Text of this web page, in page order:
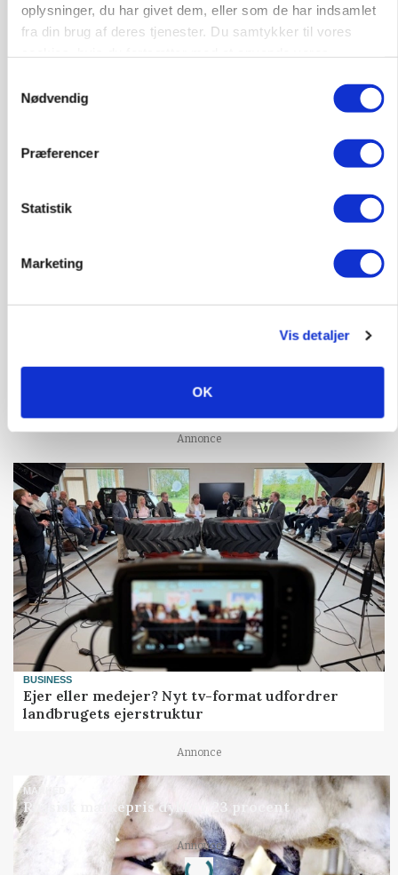
oplysninger, du har givet dem, eller som de har indsamlet
fra din brug af deres tjenester. Du samtykker til vores
Nødvendig
Præferencer
Statistik
Marketing
Vis detaljer
OK
Fjerkræbranchen: - Vi forlanger ens
konkurrence- og produktionsvilkår
Loading...
MARKEDSFOKUS
Prisgab på 20 kroner pr. kg vokser: Polsk kylling
Annonce
BUSINESS
Ejer eller medejer? Nyt tv-format udfordrer
landbrugets ejerstruktur
Annonce
MARKED
Russisk mælkepris dykker 23 procent
Annonce
Loading...